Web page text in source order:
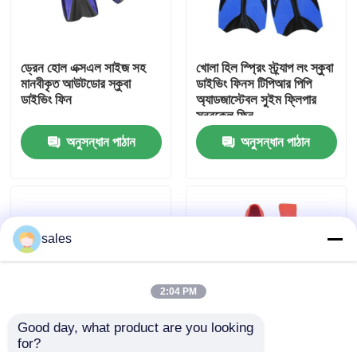
যোগাযোগ করুন
উদ্ধৃতির জন্য আবেদন
নিরাপত্তা চশমা গগলস
ড্রেন হোল এক্সএল সাইজ সহ
মানবীকৃত আউটডোর স্কুবা
ডাইভিং ফিন
অনুসন্ধান পাঠান
খোলা হিল স্প্রিং স্ট্র্যাপ লং স্কুবা
ডাইভিং ফিনস টিপিআর পিপি
অ্যাডজাস্টেবল সুইম ফ্লিপার
স্নরকেল ফিন
অনুসন্ধান পাঠান
শর্ট ব্লেড সাঁতারের ফ্লিপার
sales
2:04 PM
Good day, what product are you looking
for?